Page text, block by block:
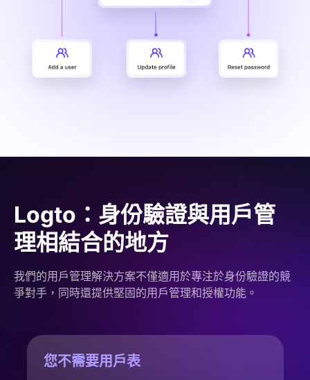
Logto：身份驗證與用戶管
理相結合的地方
我們的用戶管理解決方案不僅適用於專注於身份驗證的競
爭對手，同時還提供堅固的用戶管理和授權功能。
您不需要用戶表